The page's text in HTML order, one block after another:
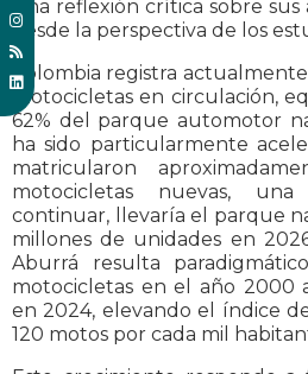
una reflexión crítica sobre
desde la perspectiva de los
Colombia registra
motocicletas en circulación,
62% del parque automotor
ha sido particularmente
matricularon
motocicletas nuevas,
continuar, llevaría el parque
millones de unidades en
Aburrá resulta
motocicletas en el año 2000
en 2024, elevando el índice
120 motos por cada mil